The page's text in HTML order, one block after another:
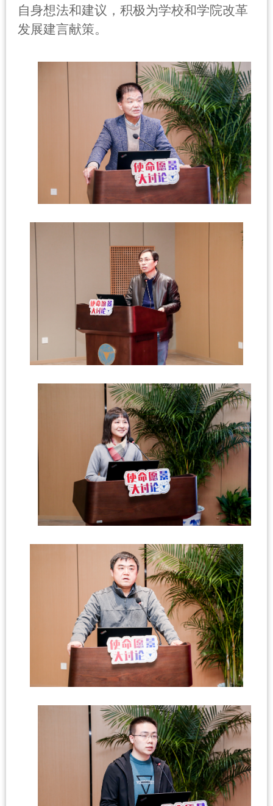
自身想法和建议，积极为学校和学院改革
发展建言献策。